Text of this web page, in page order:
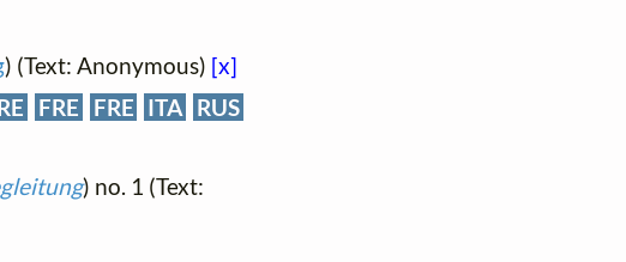
) (Text: Anonymous) [x]
FRE FRE ITA RUS
) no. 1 (Text: